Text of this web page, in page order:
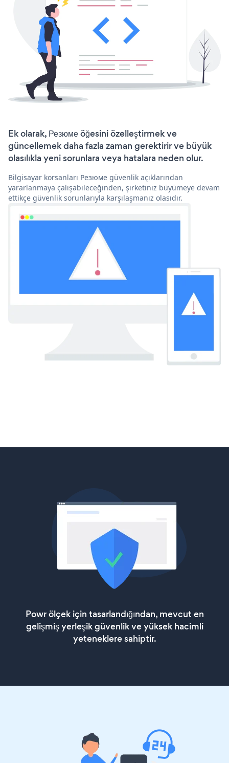
Ek olarak, Резюме öğesini özelleştirmek ve
güncellemek daha fazla zaman gerektirir ve büyük
olasılıkla yeni sorunlara veya hatalara neden olur.
Bilgisayar korsanları Резюме güvenlik açıklarından
yararlanmaya çalışabileceğinden, şirketiniz büyümeye devam
ettikçe güvenlik sorunlarıyla karşılaşmanız olasıdır.
Powr ölçek için tasarlandığından, mevcut en
gelişmiş yerleşik güvenlik ve yüksek hacimli
yeteneklere sahiptir.